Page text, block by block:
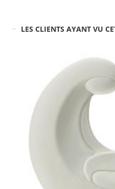
LES CLIENTS AYANT VU